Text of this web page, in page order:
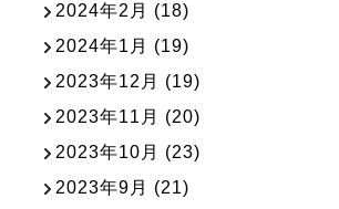
2024年2月 (18)
2024年1月 (19)
2023年12月 (19)
2023年11月 (20)
2023年10月 (23)
2023年9月 (21)